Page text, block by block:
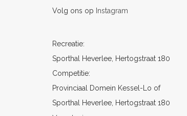
Volg ons op Instagram
Recreatie:
Sporthal Heverlee, Hertogstraat 180
Competitie:
Provinciaal Domein Kessel-Lo of
Sporthal Heverlee, Hertogstraat 180